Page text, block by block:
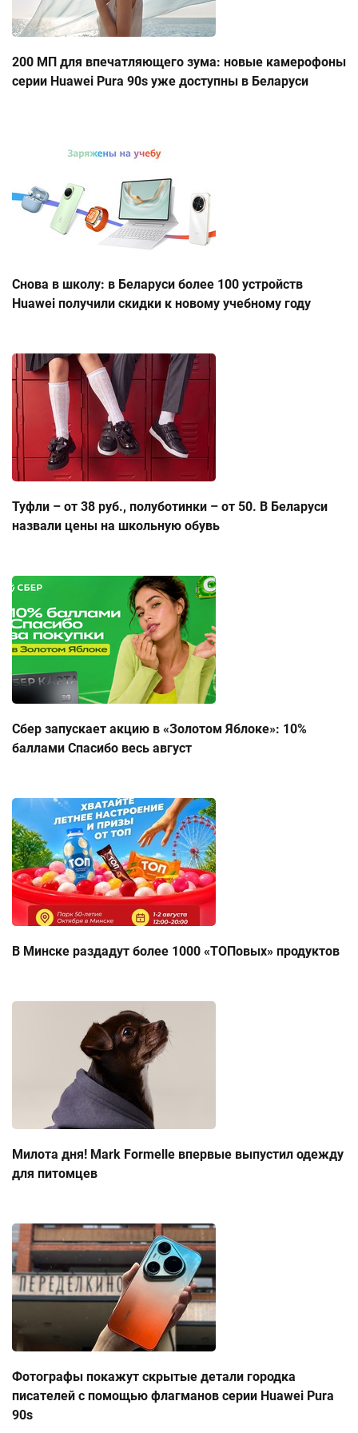
200 МП для впечатляющего зума: новые камерофоны
серии Huawei Pura 90s уже доступны в Беларуси
Снова в школу: в Беларуси более 100 устройств
Huawei получили скидки к новому учебному году
Туфли – от 38 руб., полуботинки – от 50. В Беларуси
назвали цены на школьную обувь
Сбер запускает акцию в «Золотом Яблоке»: 10%
баллами Спасибо весь август
В Минске раздадут более 1000 «ТОПовых» продуктов
Милота дня! Mark Formelle впервые выпустил одежду
для питомцев
Фотографы покажут скрытые детали городка
писателей с помощью флагманов серии Huawei Pura
90s